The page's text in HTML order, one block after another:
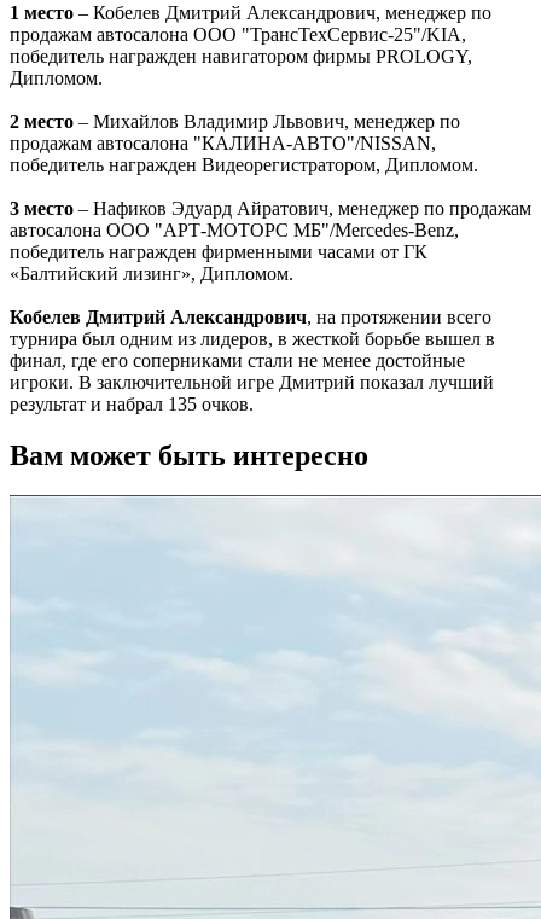
1 место – Кобелев Дмитрий Александрович, менеджер по
продажам автосалона ООО "ТрансТехСервис-25"/KIA,
победитель награжден навигатором фирмы PROLOGY,
Дипломом.
2 место – Михайлов Владимир Львович, менеджер по
продажам автосалона "КАЛИНА-АВТО"/NISSAN,
победитель награжден Видеорегистратором, Дипломом.
3 место – Нафиков Эдуард Айратович, менеджер по продажам
автосалона ООО "АРТ-МОТОРС МБ"/Mercedes-Benz,
победитель награжден фирменными часами от ГК
«Балтийский лизинг», Дипломом.
Кобелев Дмитрий Александрович, на протяжении всего
турнира был одним из лидеров, в жесткой борьбе вышел в
финал, где его соперниками стали не менее достойные
игроки. В заключительной игре Дмитрий показал лучший
результат и набрал 135 очков.
Вам может быть интересно